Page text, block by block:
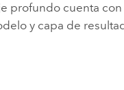
profundo cuenta
y capa de